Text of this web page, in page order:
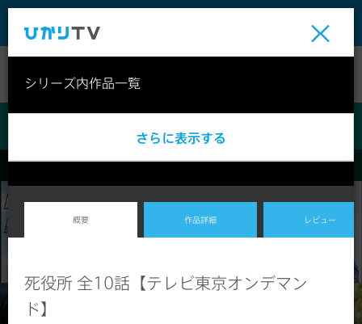
ビデオ
シリーズ内作品一覧
概要 作品詳細 レビュー
死役所 全10話【テレビ東京オンデマン
ド】